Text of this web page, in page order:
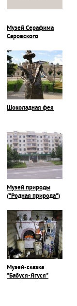
Музей Серафима
Саровского
Шоколадная фея
Музей природы
("Родная природа")
Музей-сказка
"Бабуся-Ягуся"